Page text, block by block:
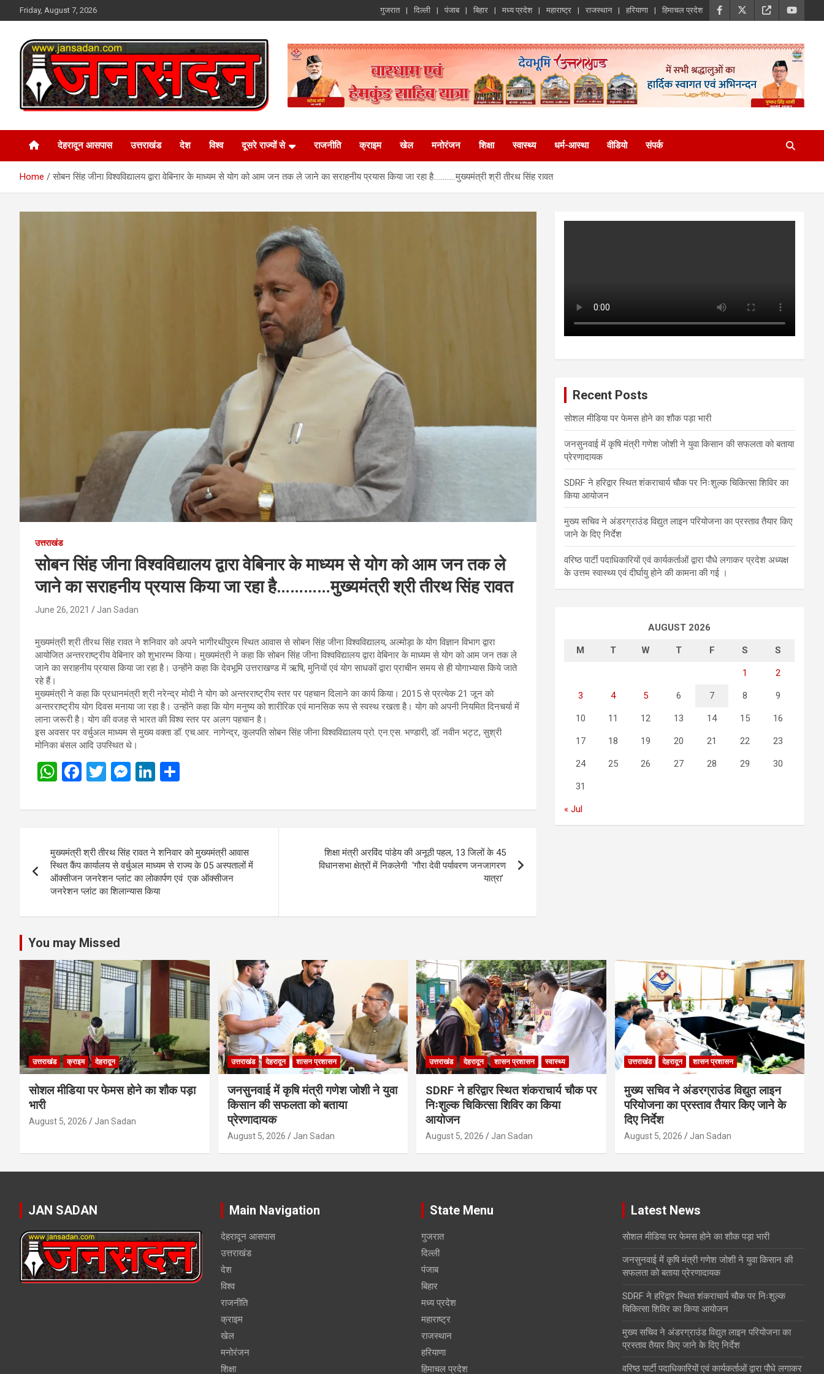
to
Friday, August 7, 2026 गुजरात दिल्ली पंजाब बिहार मध्य प्रदेश महाराष्ट्र राजस्थान हरियाणा हिमाचल प्रदेश
Jan Sadan
देहरादून आसपास उत्तराखंड देश विश्व दूसरे राज्यों से राजनीति क्राइम खेल मनोरंजन शिक्षा स्वास्थ्य धर्म-आस्था वीडियो संपर्क
Home सोबन सिंह जीना विश्वविद्यालय द्वारा वेबिनार के माध्यम से योग को आम जन तक ले जाने का सराहनीय प्रयास किया जा रहा है…………मुख्यमंत्री श्री तीरथ सिंह रावत
उत्तराखंड
सोबन सिंह जीना विश्वविद्यालय द्वारा वेबिनार के माध्यम से योग को आम जन तक ले
जाने का सराहनीय प्रयास किया जा रहा है…………मुख्यमंत्री श्री तीरथ सिंह रावत
June 26, 2021 Jan Sadan
मुख्यमंत्री श्री तीरथ सिंह रावत ने शनिवार को अपने भागीरथीपुरम स्थित आवास से सोबन सिंह जीना विश्वविद्यालय, अल्मोड़ा के योग विज्ञान विभाग द्वारा
आयोजित अन्तरराष्ट्रीय वेबिनार को शुभारम्भ किया। मुख्यमंत्री ने कहा कि सोबन सिंह जीना विश्वविद्यालय द्वारा वेबिनार के माध्यम से योग को आम जन तक ले
जाने का सराहनीय प्रयास किया जा रहा है। उन्होंने कहा कि देवभूमि उत्तराखण्ड में ऋषि, मुनियों एवं योग साधकों द्वारा प्राचीन समय से ही योगाभ्यास किये जाते
रहे हैं।
मुख्यमंत्री ने कहा कि प्रधानमंत्री श्री नरेन्द्र मोदी ने योग को अन्तरराष्ट्रीय स्तर पर पहचान दिलाने का कार्य किया। 2015 से प्रत्येक 21 जून को
अन्तरराष्ट्रीय योग दिवस मनाया जा रहा है। उन्होंने कहा कि योग मनुष्य को शारीरिक एवं मानसिक रूप से स्वस्थ रखता है। योग को अपनी नियमित दिनचर्या में
लाना जरूरी है। योग की वजह से भारत की विश्व स्तर पर अलग पहचान है।
इस अवसर पर वर्चुअल माध्यम से मुख्य वक्ता डॉ. एच.आर. नागेन्द्र, कुलपति सोबन सिंह जीना विश्वविद्यालय प्रो. एन.एस. भण्डारी, डॉ. नवीन भट्ट, सुश्री
मोनिका बंसल आदि उपस्थित थे।
W
at
A
p
p
F
ce
o
o
k
T
tt
M
se
g
er
Li
ke
n
ar
navigation
मुख्यमंत्री श्री तीरथ सिंह रावत ने शनिवार को मुख्यमंत्री आवास
स्थित कैंप कार्यालय से वर्चुअल माध्यम से राज्य के 05 अस्पतालों में
ऑक्सीजन जनरेशन प्लांट का लोकार्पण एवं एक ऑक्सीजन
जनरेशन प्लांट का शिलान्यास किया
शिक्षा मंत्री अरविंद पांडेय की अनूठी पहल, 13 जिलों के 45
विधानसभा क्षेत्रों में निकलेगी ‘गौरा देवी पर्यावरण जनजागरण
यात्रा’
Recent Posts
सोशल मीडिया पर फेमस होने का शौक पड़ा भारी
जनसुनवाई में कृषि मंत्री गणेश जोशी ने युवा किसान की सफलता को बताया
प्रेरणादायक
SDRF ने हरिद्वार स्थित शंकराचार्य चौक पर निःशुल्क चिकित्सा शिविर का
किया आयोजन
मुख्य सचिव ने अंडरग्राउंड विद्युत लाइन परियोजना का प्रस्ताव तैयार किए
जाने के दिए निर्देश
वरिष्ठ पार्टी पदाधिकारियों एवं कार्यकर्ताओं द्वारा पौधे लगाकर प्रदेश अध्यक्ष
के उत्तम स्वास्थ्य एवं दीर्घायु होने की कामना की गई ।
AUGUST 2026
M T W T F S S
1 2
3 4 5 6 7 8 9
10 11 12 13 14 15 16
17 18 19 20 21 22 23
24 25 26 27 28 29 30
31
« Jul
You may Missed
उत्तराखंड क्राइम देहरादून
सोशल मीडिया पर फेमस होने का शौक पड़ा
भारी
August 5, 2026 Jan Sadan
उत्तराखंड देहरादून शासन प्रशासन
जनसुनवाई में कृषि मंत्री गणेश जोशी ने युवा
किसान की सफलता को बताया
प्रेरणादायक
August 5, 2026 Jan Sadan
उत्तराखंड देहरादून शासन प्रशासन स्वास्थ्य
SDRF ने हरिद्वार स्थित शंकराचार्य चौक पर
निःशुल्क चिकित्सा शिविर का किया
आयोजन
August 5, 2026 Jan Sadan
उत्तराखंड देहरादून शासन प्रशासन
मुख्य सचिव ने अंडरग्राउंड विद्युत लाइन
परियोजना का प्रस्ताव तैयार किए जाने के
दिए निर्देश
August 5, 2026 Jan Sadan
JAN SADAN Main Navigation
देहरादून आसपास
उत्तराखंड
देश
विश्व
राजनीति
क्राइम
खेल
मनोरंजन
शिक्षा
State Menu
गुजरात
दिल्ली
पंजाब
बिहार
मध्य प्रदेश
महाराष्ट्र
राजस्थान
हरियाणा
हिमाचल प्रदेश
Latest News
सोशल मीडिया पर फेमस होने का शौक पड़ा भारी
जनसुनवाई में कृषि मंत्री गणेश जोशी ने युवा किसान की
सफलता को बताया प्रेरणादायक
SDRF ने हरिद्वार स्थित शंकराचार्य चौक पर निःशुल्क
चिकित्सा शिविर का किया आयोजन
मुख्य सचिव ने अंडरग्राउंड विद्युत लाइन परियोजना का
प्रस्ताव तैयार किए जाने के दिए निर्देश
वरिष्ठ पार्टी पदाधिकारियों एवं कार्यकर्ताओं द्वारा पौधे लगाकर